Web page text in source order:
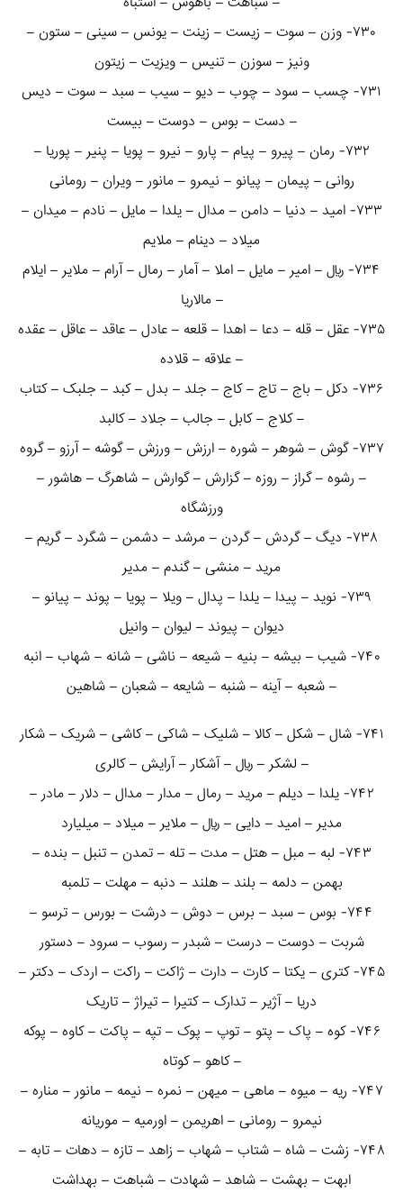
۷۳۰- وزن – سوت – زیست – زینت – یونس – سینی – ستون –
ونیز – سوزن – تنیس – ویزیت – زیتون
۷۳۱- چسب – سود – چوب – دیو – سیب – سبد – سوت – دیس
– دست – بوس – دوست – بیست
۷۳۲- رمان – پیرو – پیام – پارو – نیرو – پویا – پنیر – پوریا –
روانی – پیمان – پیانو – نیمرو – مانور – ویران – رومانی
۷۳۳- امید – دنیا – دامن – مدال – یلدا – مایل – نادم – میدان –
میلاد – دینام – ملایم
۷۳۴- ریال – امیر – مایل – املا – آمار – رمال – آرام – ملایر – ایلام
– مالاریا
۷۳۵- عقل – قله – دعا – اهدا – قلعه – عادل – عاقد – عاقل – عقده
– علاقه – قلاده
۷۳۶- دکل – باج – تاج – کاج – جلد – بدل – کبد – جلبک – کتاب
– کلاج – کابل – جالب – جلاد – کالبد
۷۳۷- گوش – شوهر – شوره – ارزش – ورزش – گوشه – آرزو – گروه
– رشوه – گراز – روزه – گزارش – گوارش – شاهرگ – هاشور –
ورزشگاه
۷۳۸- دیگ – گردش – گردن – مرشد – دشمن – شگرد – گریم –
مرید – منشی – گندم – مدیر
۷۳۹- نوید – پیدا – یلدا – پدال – ویلا – پویا – پوند – پیانو –
دیوان – پیوند – لیوان – وانیل
۷۴۰- شیب – بیشه – بنیه – شیعه – ناشی – شانه – شهاب – انبه
– شعبه – آینه – شنبه – شایعه – شعبان – شاهین
۷۴۱- شال – شکل – کالا – شلیک – شاکی – کاشی – شریک – شکار
– لشکر – ریال – آشکار – آرایش – کالری
۷۴۲- یلدا – دیلم – مرید – رمال – مدار – مدال – دلار – مادر –
مدیر – امید – دایی – ریال – ملایر – میلاد – میلیارد
۷۴۳- لبه – مبل – هتل – مدت – تله – تمدن – تنبل – بنده –
بهمن – دلمه – بلند – هلند – دنبه – مهلت – تلمبه
۷۴۴- بوس – سبد – برس – دوش – درشت – بورس – ترسو –
شربت – دوست – درست – شبدر – رسوب – سرود – دستور
۷۴۵- کتری – یکتا – کارت – دارت – ژاکت – راکت – اردک – دکتر –
دریا – آژیر – تدارک – کتیرا – تیراژ – تاریک
۷۴۶- کوه – پاک – پتو – توپ – پوک – تپه – پاکت – کاوه – پوکه
– کاهو – کوتاه
۷۴۷- ریه – میوه – ماهی – میهن – نمره – نیمه – مانور – مناره –
نیمرو – رومانی – اهریمن – اورمیه – موریانه
۷۴۸- زشت – شاه – شتاب – شهاب – زاهد – تازه – دهات – تابه –
ابهت – بهشت – شاهد – شهادت – شباهت – بهداشت